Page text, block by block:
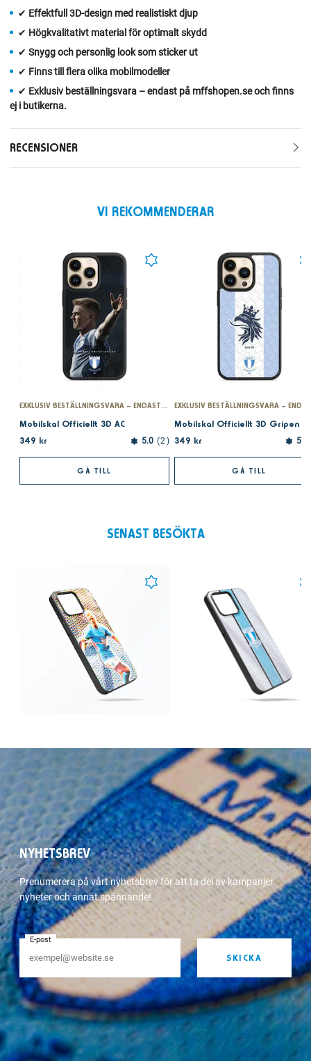
✔ Effektfull 3D‑design med realistiskt djup
✔ Högkvalitativt material för optimalt skydd
✔ Snygg och personlig look som sticker ut
✔ Finns till flera olika mobilmodeller
✔ Exklusiv beställningsvara – endast på mffshopen.se och finns
ej i butikerna.
RECENSIONER
VI REKOMMENDERAR
EXKLUSIV BESTÄLLNINGSVARA – ENDAST PÅ MFFSHOPEN.SE
Mobilskal Officiellt 3D AC
349 kr
5.0 2
GÅ TILL
Mobilskal Officiellt 3D Gripen
349 kr
5.0
GÅ TILL
SENAST BESÖKTA
NYHETSBREV
Prenumerera på vårt nyhetsbrev för att ta del av kampanjer
nyheter och annat spännande!
E-post
SKICKA